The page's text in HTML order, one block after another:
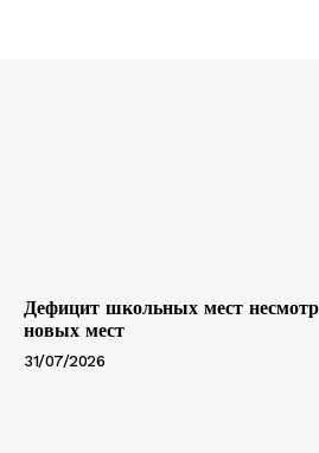
Дефицит школьных мест
новых мест
31/07/2026